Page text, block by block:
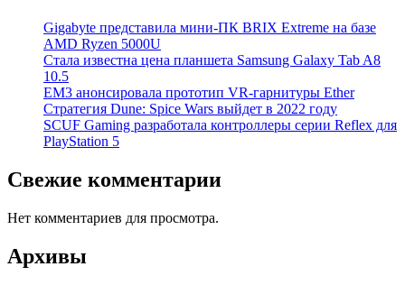
Gigabyte представила мини-ПК BRIX Extreme на базе
AMD Ryzen 5000U
Стала известна цена планшета Samsung Galaxy Tab A8
10.5
EM3 анонсировала прототип VR-гарнитуры Ether
Стратегия Dune: Spice Wars выйдет в 2022 году
SCUF Gaming разработала контроллеры серии Reflex для
PlayStation 5
Свежие комментарии
Нет комментариев для просмотра.
Архивы